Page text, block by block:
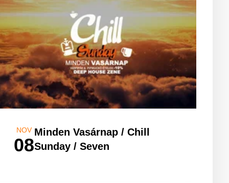
NOV
08
Minden Vasárnap / Chill
Sunday / Seven